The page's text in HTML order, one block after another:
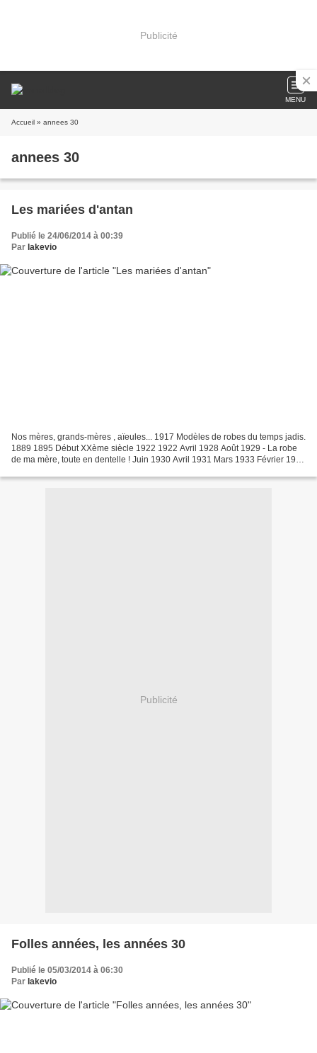
Publicité
MENU
Accueil » annees 30
annees 30
Les mariées d'antan
Publié le 24/06/2014 à 00:39
Par lakevio
Nos mères, grands-mères , aïeules... 1917 Modèles de robes du temps jadis.
1889 1895 Début XXème siècle 1922 1922 Avril 1928 Août 1929 - La robe
de ma mère, toute en dentelle ! Juin 1930 Avril 1931 Mars 1933 Février 1934
Publicité
Folles années, les années 30
Publié le 05/03/2014 à 06:30
Par lakevio